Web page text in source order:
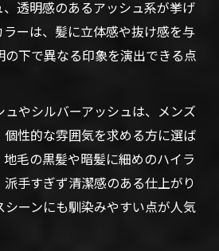
美容室メッシュ技術徹底解説
イトメッシュ人気上昇中
シュが福岡メンズに人気の理
ュで叶える洗練ホワイトカラ
ホワイトメッシュ美容室傾向
人気のホワイトメッシュ術
透明感のあるアッシュ系が挙げ
ーは、髪に立体感や抜け感を与
の下で異なる印象を演出できる点
やシルバーアッシュは、メンズ
個性的な雰囲気を求める方に選ば
毛の黒髪や暗髪に細めのハイラ
手すぎず清潔感のある仕上がり
シーンにも馴染みやすい点が人気